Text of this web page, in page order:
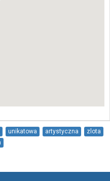
unikatowa artystyczna
zlota